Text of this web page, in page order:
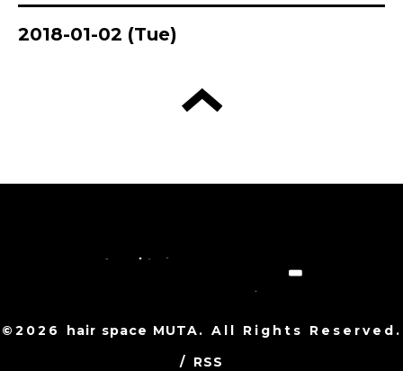
2018-01-02 (Tue)
©2026 hair space MUTA. All Rights Reserved.
/ RSS